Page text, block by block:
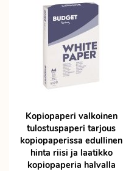
Kopiopaperi valkoinen
tulostuspaperi tarjous
kopiopaperissa edullinen
hinta riisi ja laatikko
kopiopaperia halvalla